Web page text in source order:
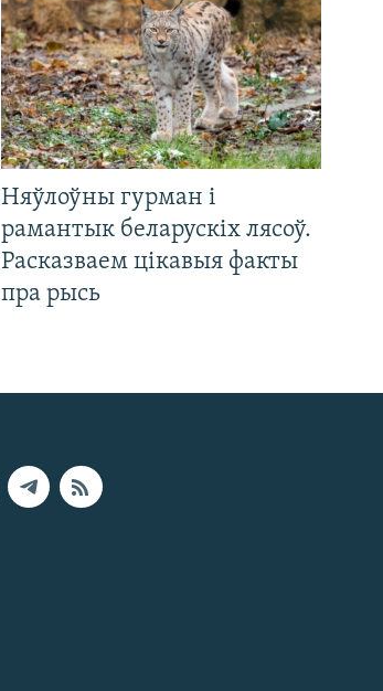
Няўлоўны гурман і
рамантык беларускіх лясоў.
Расказваем цікавыя факты
пра рысь